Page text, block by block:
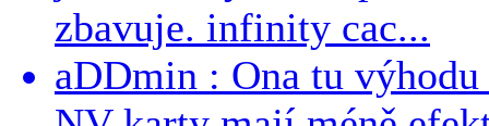
zbavuje. infinity cac...
aDDmin : Ona tu